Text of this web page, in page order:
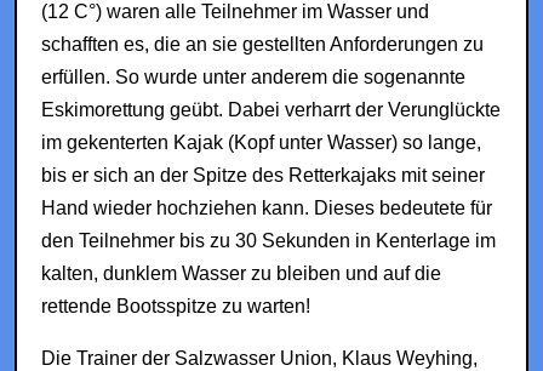
(12 C°) waren alle Teilnehmer im Wasser und
schafften es, die an sie gestellten Anforderungen zu
erfüllen. So wurde unter anderem die sogenannte
Eskimorettung geübt. Dabei verharrt der Verunglückte
im gekenterten Kajak (Kopf unter Wasser) so lange,
bis er sich an der Spitze des Retterkajaks mit seiner
Hand wieder hochziehen kann. Dieses bedeutete für
den Teilnehmer bis zu 30 Sekunden in Kenterlage im
kalten, dunklem Wasser zu bleiben und auf die
rettende Bootsspitze zu warten!
Die Trainer der Salzwasser Union, Klaus Weyhing,